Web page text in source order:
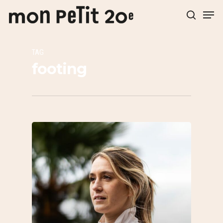
Hit enter to search or ESC to close
TAG
footing